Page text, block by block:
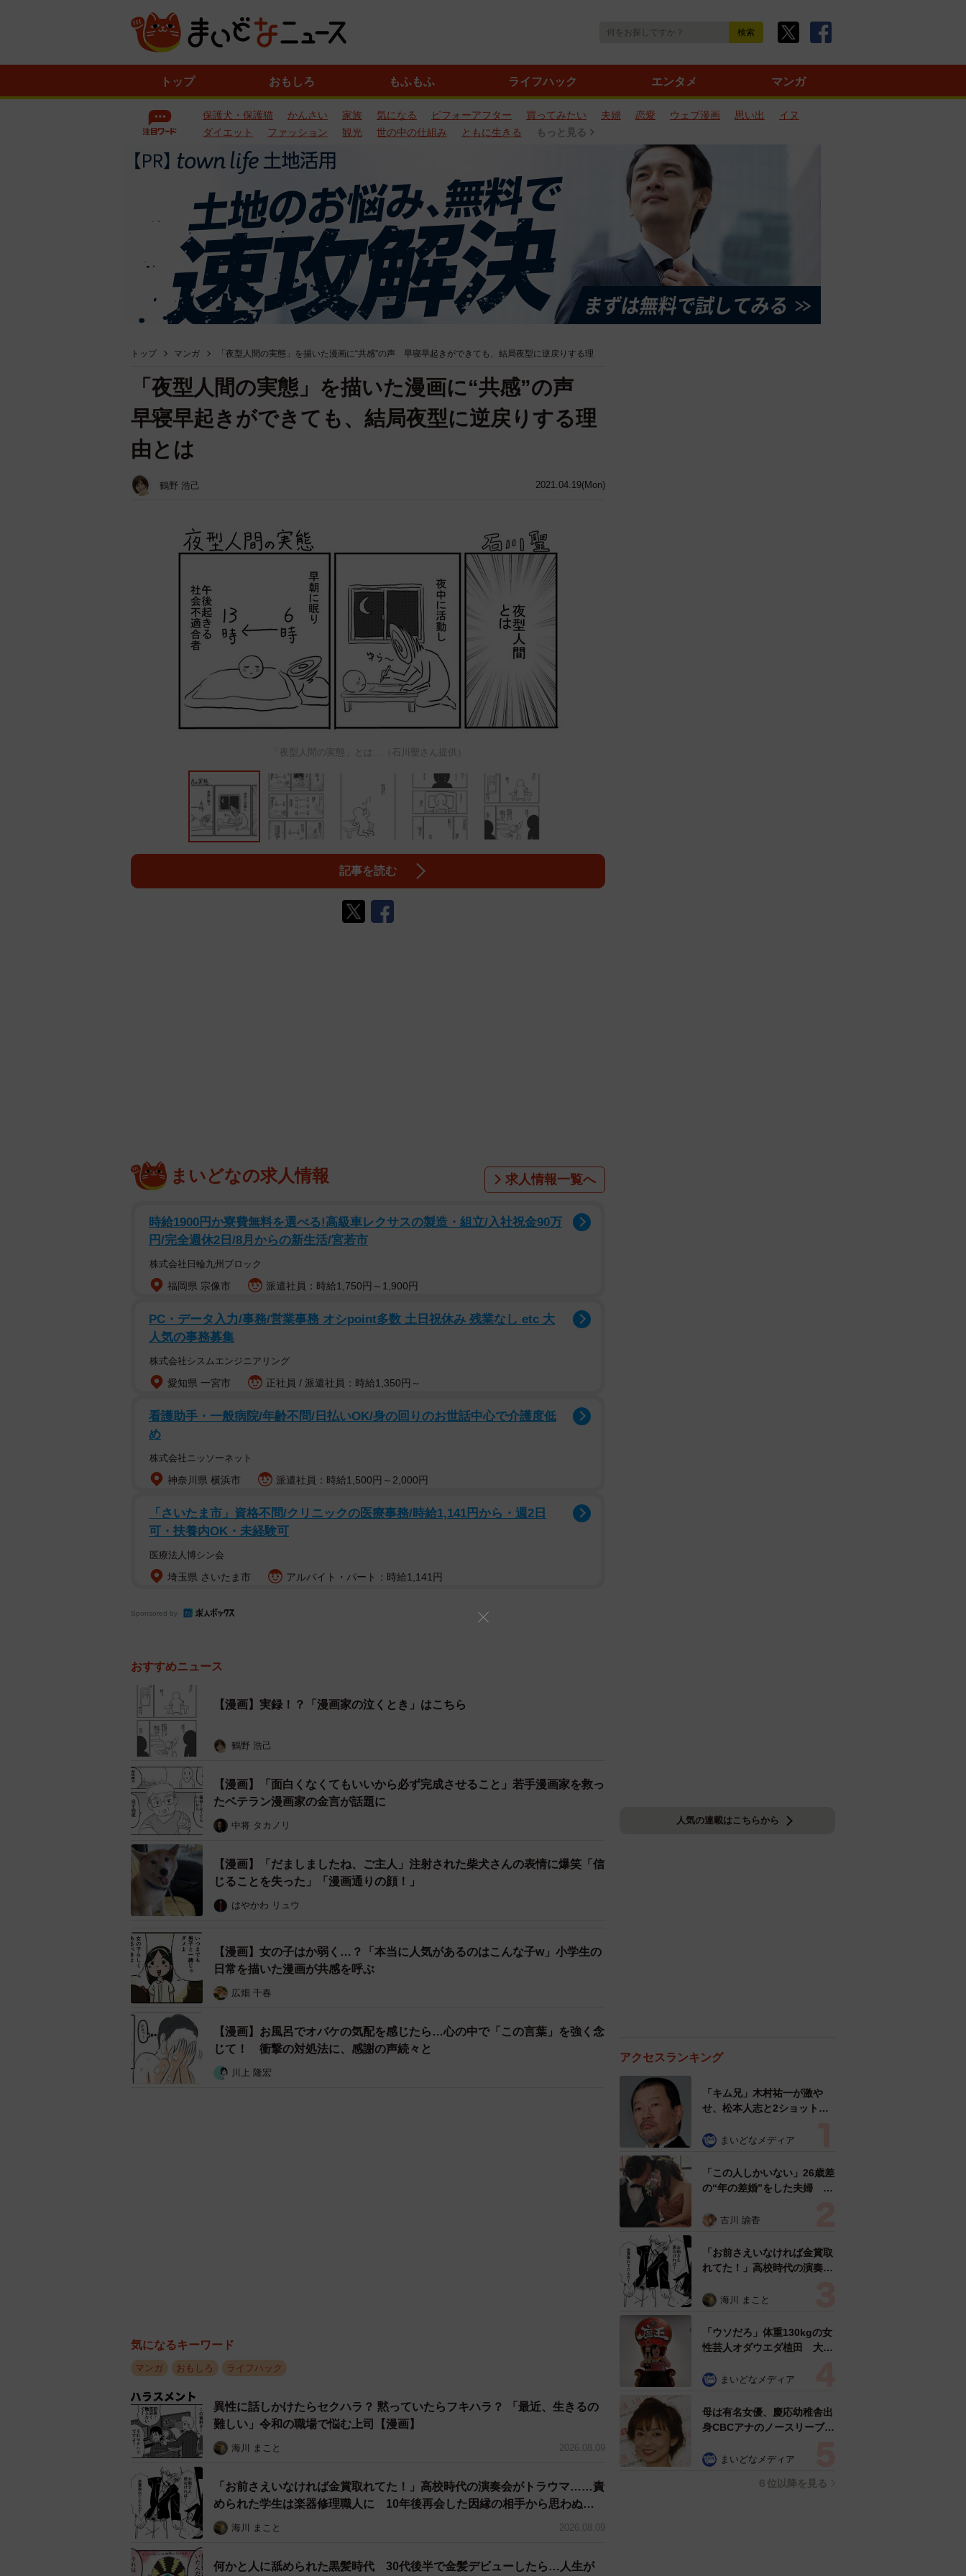
トップ おもしろ もふもふ ライフハック エンタメ マンガ
保護犬・保護猫 かんさい 家族 気になる ビフォーアフター 買ってみたい 夫婦 恋愛 ウェブ漫画 思い出
イヌ
ダイエット
ファッション 観光 世の中の仕組み ともに生きる もっと見る
トップ マンガ 「夜型人間の実態」を描いた漫画に“共感”の声 早寝早起きができても、結局夜型に逆戻りする理
2021.04.19(Mon)
「夜型人間の実態」を描いた漫画に“共感”の声
早寝早起きができても、結局夜型に逆戻りする理
由とは
鶴野 浩己
「夜型人間の実態」とは…（石川聖さん提供）
記事を読む
まいどなの求人情報 求人情報一覧へ
時給1900円か寮費無料を選べる!高級車レクサスの製造・組立/入社祝金90万
円/完全週休2日/8月からの新生活/宮若市
株式会社日輪九州ブロック
福岡県 宗像市 派遣社員：時給1,750円～1,900円
PC・データ入力/事務/営業事務 オシpoint多数 土日祝休み 残業なし etc 大
人気の事務募集
株式会社シスムエンジニアリング
愛知県 一宮市 正社員 / 派遣社員：時給1,350円～
看護助手・一般病院/年齢不問/日払いOK/身の回りのお世話中心で介護度低
め
株式会社ニッソーネット
神奈川県 横浜市 派遣社員：時給1,500円～2,000円
「さいたま市」資格不問/クリニックの医療事務/時給1,141円から・週2日
可・扶養内OK・未経験可
医療法人博シン会
埼玉県 さいたま市 アルバイト・パート：時給1,141円
Sponsored by
おすすめニュース
【漫画】実録！？「漫画家の泣くとき」はこちら
鶴野 浩己
【漫画】「面白くなくてもいいから必ず完成させること」若手漫画家を救っ
たベテラン漫画家の金言が話題に
中将 タカノリ
【漫画】「だましましたね、ご主人」注射された柴犬さんの表情に爆笑「信
じることを失った」「漫画通りの顔！」
はやかわ リュウ
【漫画】女の子はか弱く…？「本当に人気があるのはこんな子w」小学生の
日常を描いた漫画が共感を呼ぶ
広畑 千春
【漫画】お風呂でオバケの気配を感じたら…心の中で「この言葉」を強く念
じて！ 衝撃の対処法に、感謝の声続々と
川上 隆宏
気になるキーワード
マンガ おもしろ ライフハック
異性に話しかけたらセクハラ？ 黙っていたらフキハラ？ 「最近、生きるの
難しい」令和の職場で悩む上司【漫画】
海川 まこと 2026.08.09
「お前さえいなければ金賞取れてた！」高校時代の演奏会がトラウマ……責
められた学生は楽器修理職人に 10年後再会した因縁の相手から思わぬ申
し出【漫画】
海川 まこと 2026.08.09
何かと人に舐められた黒髪時代 30代後半で金髪デビューしたら…人生が
人気の連載はこちらから
アクセスランキング
「キム兄」木村祐一が激や
せ、松本人志と2ショット
「テキヤの兄さん」
まいどなメディア
「この人しかいない」26歳差
の“年の差婚”をした夫婦 出
た？ 今の思いを聞いた
古川 諭香
「お前さえいなければ金賞取
れてた！」高校時代の演奏会
生は楽器修理職人に 10年後
ぬ申し出【漫画】
海川 まこと
「ウソだろ」体重130kgの女
性芸人オダウエダ植田 大学
で」 まいどなメディア
母は有名女優、慶応幼稚舎出
身CBCアナのノースリーブ姿
る」「天使の笑顔」
まいどなメディア
６位以降を見る